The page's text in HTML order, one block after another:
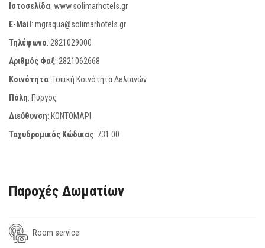
Ιστοσελίδα: www.solimarhotels.gr
E-Mail: mgraqua@solimarhotels.gr
Τηλέφωνο: 2821029000
Αριθμός Φαξ: 2821062668
Κοινότητα: Τοπική Κοινότητα Δελιανών
Πόλη: Πύργος
Διεύθυνση: ΚΟΝΤΟΜΑΡΙ
Ταχυδρομικός Κώδικας: 731 00
Παροχές Δωματίων
Room service